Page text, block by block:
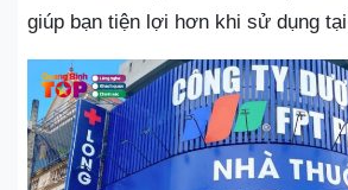
giúp bạn tiện lợi hơn khi sử dụng